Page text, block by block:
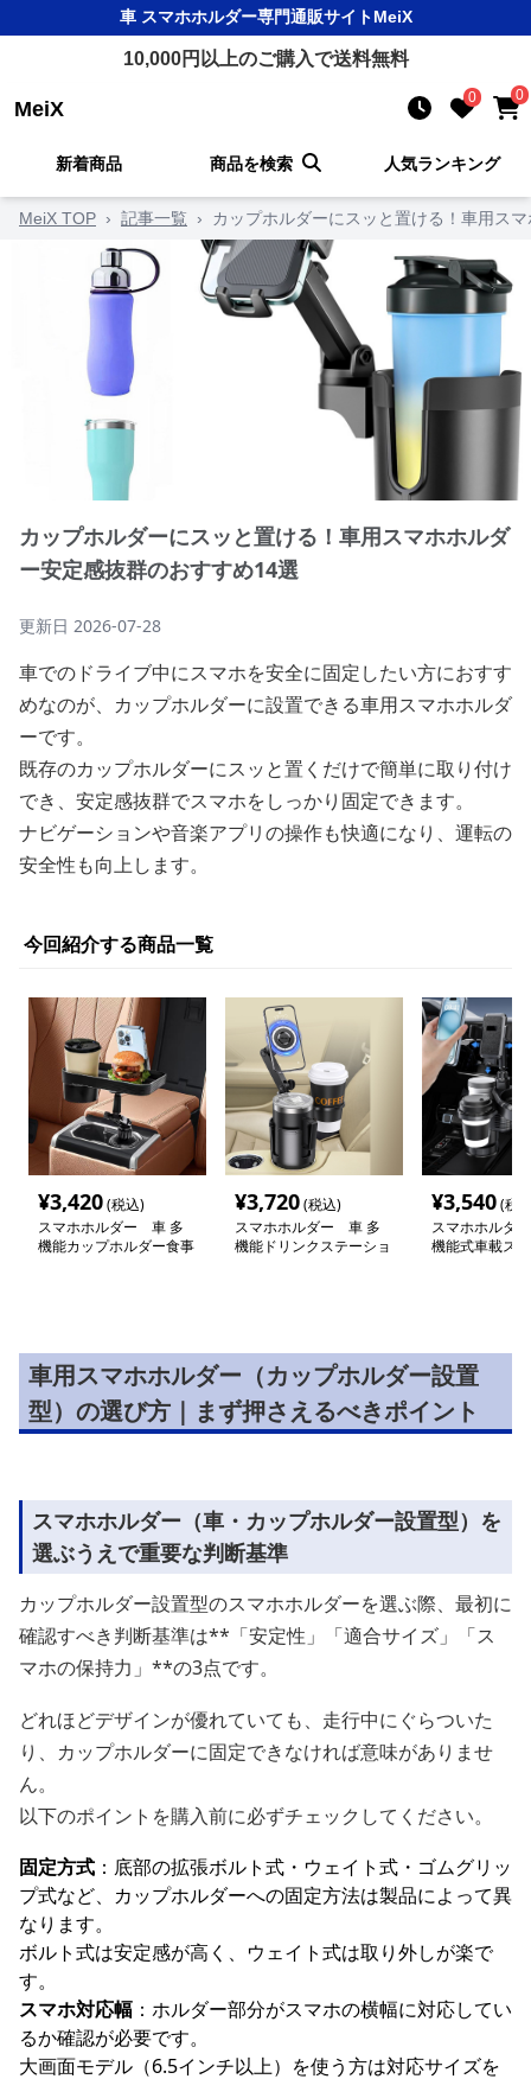
車 スマホホルダー専門通販サイトMeiX
10,000円以上のご購入で送料無料
MeiX 0 0
新着商品 商品を検索 人気ランキング
MeiX TOP › 記事一覧 › カップホルダーにスッと置ける！車用ス
カップホルダーにスッと置ける！車用スマホホルダ
ー安定感抜群のおすすめ14選
更新日 2026-07-28
車でのドライブ中にスマホを安全に固定したい方におすす
めなのが、カップホルダーに設置できる車用スマホホルダ
ーです。
既存のカップホルダーにスッと置くだけで簡単に取り付け
でき、安定感抜群でスマホをしっかり固定できます。
ナビゲーションや音楽アプリの操作も快適になり、運転の
安全性も向上します。
今回紹介する商品一覧
¥3,420(税込)
スマホホルダー 車 多
機能カップホルダー食事
¥3,720(税込)
スマホホルダー 車 多
機能ドリンクステーショ
¥3,540(税
スマホホルダ
機能式車載ス
車用スマホホルダー（カップホルダー設置
型）の選び方｜まず押さえるべきポイント
スマホホルダー（車・カップホルダー設置型）を
選ぶうえで重要な判断基準
カップホルダー設置型のスマホホルダーを選ぶ際、最初に
確認すべき判断基準は**「安定性」「適合サイズ」「ス
マホの保持力」**の3点です。
どれほどデザインが優れていても、走行中にぐらついた
り、カップホルダーに固定できなければ意味がありませ
ん。
以下のポイントを購入前に必ずチェックしてください。
固定方式 ：底部の拡張ボルト式・ウェイト式・ゴムグリッ
プ式など、カップホルダーへの固定方法は製品によって異
なります。
ボルト式は安定感が高く、ウェイト式は取り外しが楽で
す。
スマホ対応幅 ：ホルダー部分がスマホの横幅に対応してい
るか確認が必要です。
大画面モデル（6.5インチ以上）を使う方は対応サイズを